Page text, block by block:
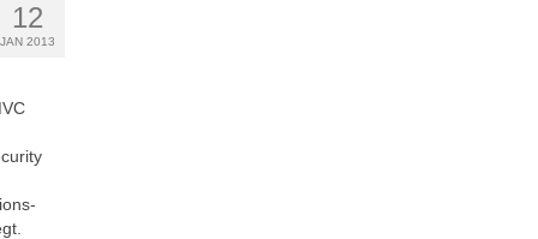
12
JAN 2013